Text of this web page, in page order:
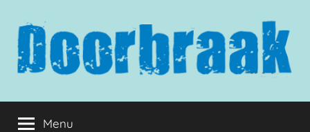
inhoud
springen
Doorbraak.eu
Menu